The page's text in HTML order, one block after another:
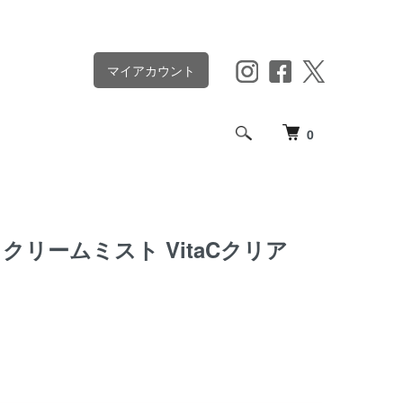
0
マイアカウント
リームミスト VitaCクリア